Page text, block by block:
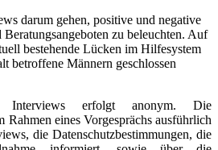
darum gehen, positive und negative
zu beleuchten. Auf
bestehende Lücken im Hilfesystem
betroffene Männern geschlossen
erfolgt anonym. Die
eines Vorgesprächs ausführlich
die Datenschutzbestimmungen, die